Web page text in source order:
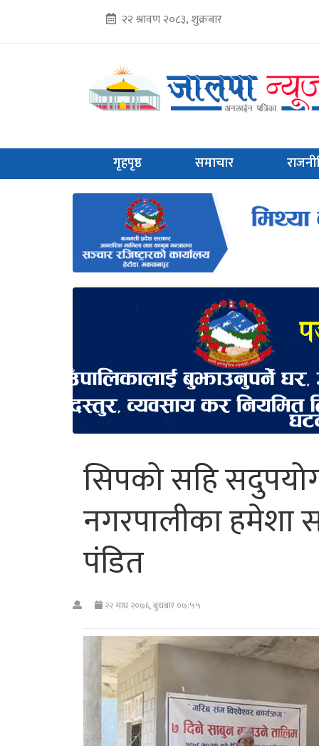
२२ श्रावण २०८३, शुक्रबार
गृहपृष्ठ समाचार
सिपको सहि
नगरपालीका हमेशा
पंडित
२२ माघ २०७६, बुधबार ०७:५५